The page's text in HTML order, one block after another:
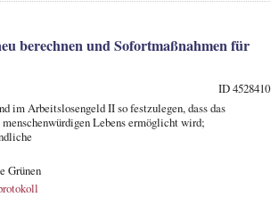
berechnen und Sofortmaßnahmen für
ID 4528410
Arbeitslosengeld II so festzulegen, dass das
Lebens ermöglicht wird;
Grünen